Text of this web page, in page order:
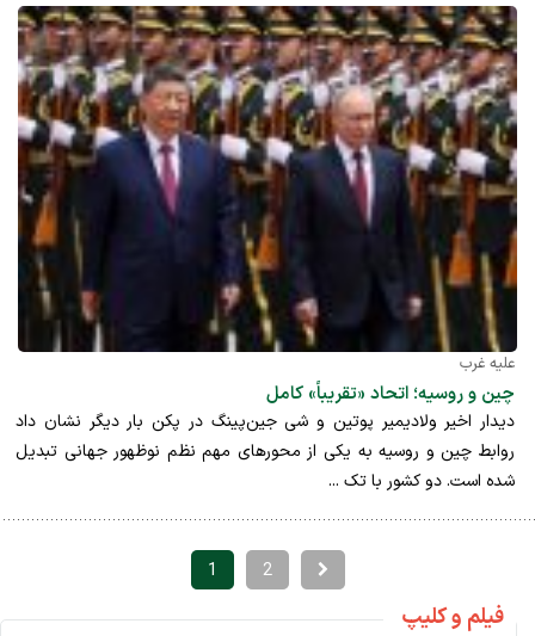
علیه غرب
چین و روسیه؛ اتحاد «تقریباً» کامل
دیدار اخیر ولادیمیر پوتین و شی جین‌پینگ در پکن بار دیگر نشان داد
روابط چین و روسیه به یکی از محورهای مهم نظم نوظهور جهانی تبدیل
شده است. دو کشور با تک ...
1 2
فیلم و کلیپ